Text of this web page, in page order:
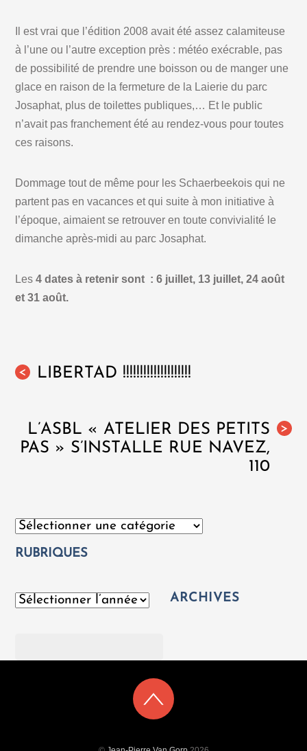
Il est vrai que l’édition 2008 avait été assez calamiteuse
à l’une ou l’autre exception près : météo exécrable, pas
de possibilité de prendre une boisson ou de manger une
glace en raison de la fermeture de la Laierie du parc
Josaphat, plus de toilettes publiques,… Et le public
n’avait pas franchement été au rendez-vous pour toutes
ces raisons.
Dommage tout de même pour les Schaerbeekois qui ne
partent pas en vacances et qui suite à mon initiative à
l’époque, aimaient se retrouver en toute convivialité le
dimanche après-midi au parc Josaphat.
Les4 dates à retenir sont : 6 juillet, 13 juillet, 24 août
et 31 août.
< LIBERTAD !!!!!!!!!!!!!!!!!!!!
>
L’ASBL « ATELIER DES PETITS
PAS » S’INSTALLE RUE NAVEZ,
110
Catégories
RUBRIQUES
Archives ARCHIVES